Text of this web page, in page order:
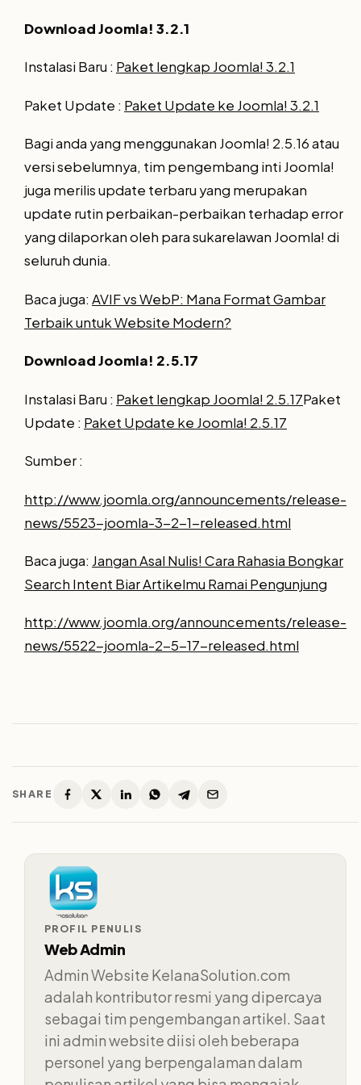
Download Joomla! 3.2.1
Instalasi Baru : Paket lengkap Joomla! 3.2.1
Paket Update : Paket Update ke Joomla! 3.2.1
Bagi anda yang menggunakan Joomla! 2.5.16 atau
versi sebelumnya, tim pengembang inti Joomla!
juga merilis update terbaru yang merupakan
update rutin perbaikan-perbaikan terhadap error
yang dilaporkan oleh para sukarelawan Joomla! di
seluruh dunia.
Baca juga: AVIF vs WebP: Mana Format Gambar
Terbaik untuk Website Modern?
Download Joomla! 2.5.17
Instalasi Baru : Paket lengkap Joomla! 2.5.17Paket
Update : Paket Update ke Joomla! 2.5.17
Sumber :
http://www.joomla.org/announcements/release-
news/5523-joomla-3-2-1-released.html
Baca juga: Jangan Asal Nulis! Cara Rahasia Bongkar
Search Intent Biar Artikelmu Ramai Pengunjung
http://www.joomla.org/announcements/release-
news/5522-joomla-2-5-17-released.html
SHARE
PROFIL PENULIS
Web Admin
Admin Website KelanaSolution.com
adalah kontributor resmi yang dipercaya
sebagai tim pengembangan artikel. Saat
ini admin website diisi oleh beberapa
personel yang berpengalaman dalam